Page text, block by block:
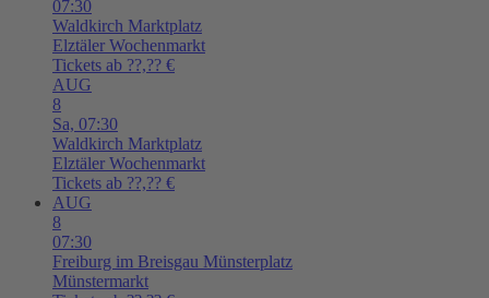
07:30
Waldkirch Marktplatz
Elztäler Wochenmarkt
Tickets ab ??,?? €
AUG
8
Sa, 07:30
Waldkirch Marktplatz
Elztäler Wochenmarkt
Tickets ab ??,?? €
AUG
8
07:30
Freiburg im Breisgau Münsterplatz
Münstermarkt